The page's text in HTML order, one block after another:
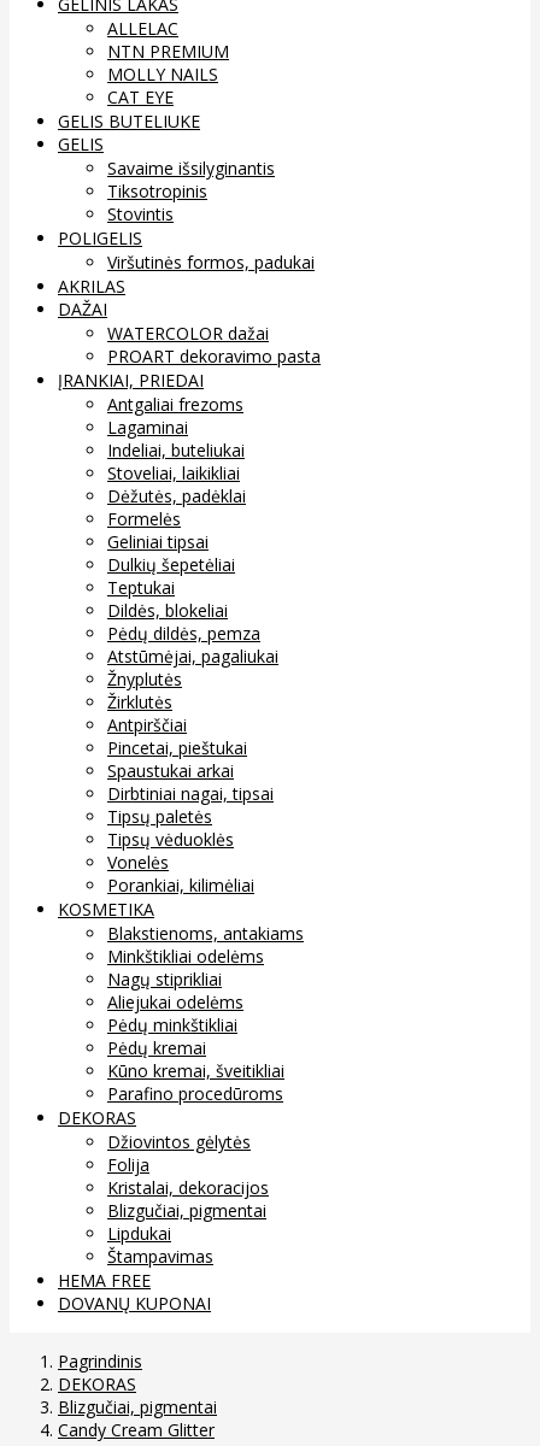
ALLELAC
NTN PREMIUM
MOLLY NAILS
CAT EYE
GELIS BUTELIUKE
GELIS
Savaime išsilyginantis
Tiksotropinis
Stovintis
POLIGELIS
Viršutinės formos, padukai
AKRILAS
DAŽAI
WATERCOLOR dažai
PROART dekoravimo pasta
ĮRANKIAI, PRIEDAI
Antgaliai frezoms
Lagaminai
Indeliai, buteliukai
Stoveliai, laikikliai
Dėžutės, padėklai
Formelės
Geliniai tipsai
Dulkių šepetėliai
Teptukai
Dildės, blokeliai
Pėdų dildės, pemza
Atstūmėjai, pagaliukai
Žnyplutės
Žirklutės
Antpirščiai
Pincetai, pieštukai
Spaustukai arkai
Dirbtiniai nagai, tipsai
Tipsų paletės
Tipsų vėduoklės
Vonelės
Porankiai, kilimėliai
KOSMETIKA
Blakstienoms, antakiams
Minkštikliai odelėms
Nagų stiprikliai
Aliejukai odelėms
Pėdų minkštikliai
Pėdų kremai
Kūno kremai, šveitikliai
Parafino procedūroms
DEKORAS
Džiovintos gėlytės
Folija
Kristalai, dekoracijos
Blizgučiai, pigmentai
Lipdukai
Štampavimas
HEMA FREE
DOVANŲ KUPONAI
Pagrindinis
DEKORAS
Blizgučiai, pigmentai
Candy Cream Glitter